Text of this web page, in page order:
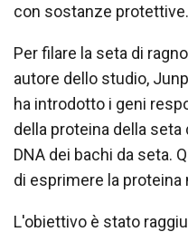
con sostanze protettive.
Per filare la seta di
autore dello studio,
ha introdotto i geni
della proteina della
DNA dei bachi da seta.
di esprimere la
L'obiettivo è stato